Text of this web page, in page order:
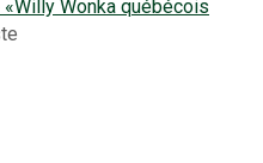
Wonka québécois